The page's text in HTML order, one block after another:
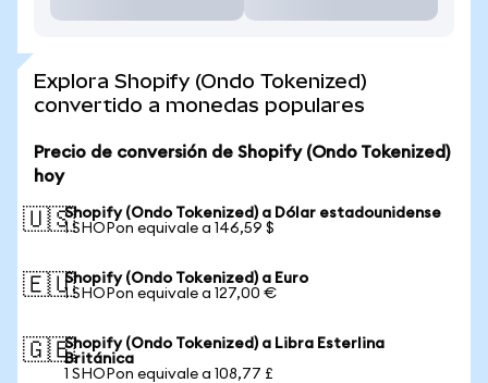
Explora Shopify (Ondo Tokenized)
convertido a monedas populares
Precio de conversión de Shopify (Ondo Tokenized)
hoy
🇺🇸Shopify (Ondo Tokenized) a Dólar estadounidense
1 SHOPon equivale a 146,59 $
🇪🇺Shopify (Ondo Tokenized) a Euro
1 SHOPon equivale a 127,00 €
🇬🇧Shopify (Ondo Tokenized) a Libra Esterlina
Británica
1 SHOPon equivale a 108,77 £